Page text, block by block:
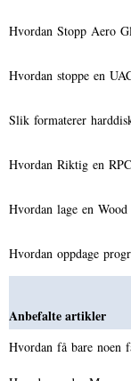
Hvordan Stopp Aero
Hvordan stoppe en
Slik formaterer
Hvordan Riktig en
Hvordan lage en
Hvordan oppdage
Anbefalte artikler
Hvordan få bare noen